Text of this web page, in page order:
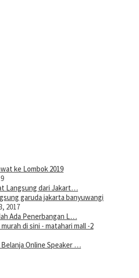
Langsung dari Jakart…
2017
Ada Penerbangan L…
Online Speaker …